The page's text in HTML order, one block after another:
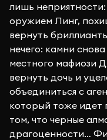
лишь
оружием Линг,
вернуть
нечего: камни
местного мафиози
вернуть дочь и
объединиться с
который тоже идет
том, что черные
драгоценности…